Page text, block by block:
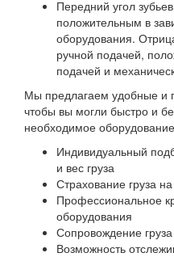
Передний угол
положительным в
оборудования.
ручной подачей,
подачей и
Мы предлагаем удобные и
чтобы вы могли быстро и
необходимое
Индивидуальный
и вес груза
Страхование груза
Профессиональное
оборудования
Сопровождение
Возможность